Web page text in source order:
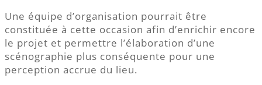
Une équipe d’organisation pourrait être
constituée à cette occasion afin d’enrichir encore
le projet et permettre l’élaboration d’une
scénographie plus conséquente pour une
perception accrue du lieu.